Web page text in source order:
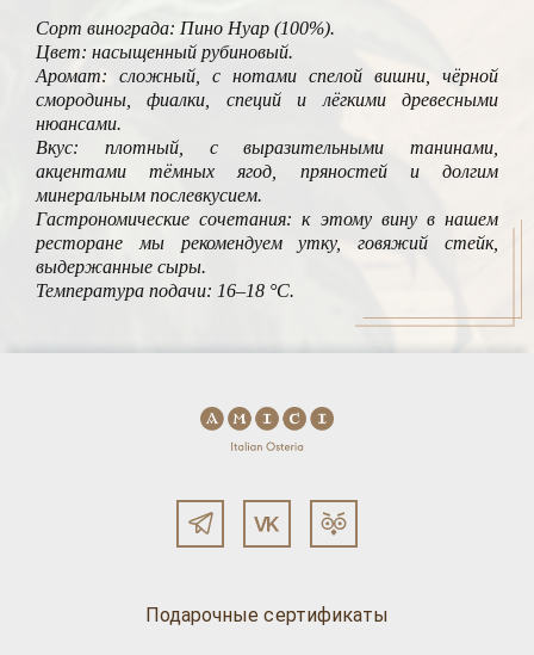
Сорт винограда: Пино Нуар (100%).
Цвет: насыщенный рубиновый.
Аромат: сложный, с нотами спелой вишни, чёрной
смородины, фиалки, специй и лёгкими древесными
нюансами.
Вкус: плотный, с выразительными танинами,
акцентами тёмных ягод, пряностей и долгим
минеральным послевкусием.
Гастрономические сочетания: к этому вину в нашем
ресторане мы рекомендуем утку, говяжий стейк,
выдержанные сыры.
Температура подачи: 16–18 °С.
Подарочные сертификаты